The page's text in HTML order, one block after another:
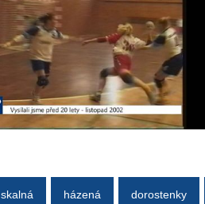
skalná házená dorostenky